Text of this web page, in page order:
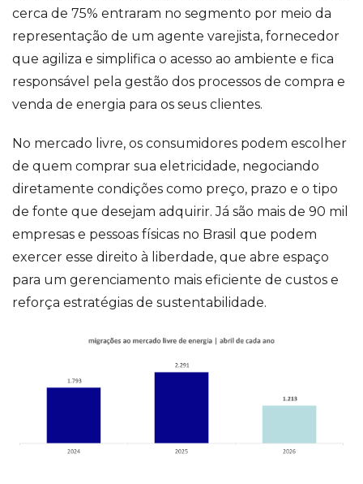
cerca de 75% entraram no segmento por meio da
representação de um agente varejista, fornecedor
que agiliza e simplifica o acesso ao ambiente e fica
responsável pela gestão dos processos de compra e
venda de energia para os seus clientes.
No mercado livre, os consumidores podem escolher
de quem comprar sua eletricidade, negociando
diretamente condições como preço, prazo e o tipo
de fonte que desejam adquirir. Já são mais de 90 mil
empresas e pessoas físicas no Brasil que podem
exercer esse direito à liberdade, que abre espaço
para um gerenciamento mais eficiente de custos e
reforça estratégias de sustentabilidade.